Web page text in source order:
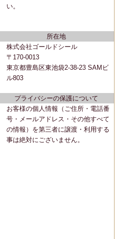
い。
所在地
株式会社ゴールドシール
〒170-0013
東京都豊島区東池袋2-38-23 SAMビ
ル803
プライバシーの保護について
お客様の個人情報（ご住所・電話番
号・メールアドレス・その他すべて
の情報）を第三者に譲渡・利用する
事は絶対にございません。